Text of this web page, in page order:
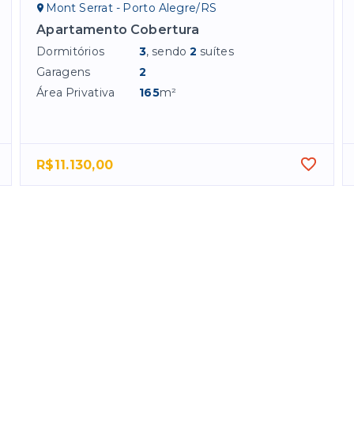
Mont Serrat - Porto Alegre/RS
Apartamento Cobertura
Dormitórios 3, sendo2 suítes
Garagens
2
Área Privativa
165m²
R$11.130,00